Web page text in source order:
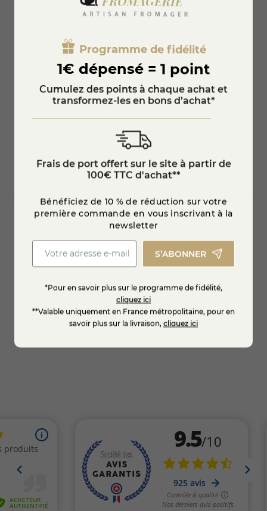
Pour une expérience optimale, nous vous conseillons de le
consommer bien frais.
Côté fromage, l'amertume de l'orange se marie
particulièrement bien avec la douceur d'unComté
caractère d'unMorbierAOP. C'est l'accord parfait pour un
plateau apéritif équilibré et original.
Vous aimerez aussi
Tomme de chèvre Cave Rousseau
EN SAVOIR +
Programme de fidélité
1€ dépensé = 1 point
Cumulez des points à chaque achat et
transformez-les en bons d’achat*
Frais de port offert sur le site à partir de
100€ TTC d'achat**
Bénéficiez de 10 % de réduction sur votre
première commande en vous inscrivant à la
newsletter
S’ABONNER
*Pour en savoir plus sur le programme de fidélité,
cliquez ici
**Valable uniquement en France métropolitaine, pour en
savoir plus sur la livraison, cliquez ici